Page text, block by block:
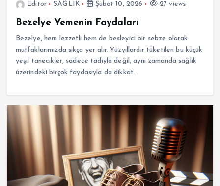
Editor SAĞLIK Şubat 10, 2026 27 views
Bezelye Yemenin Faydaları
Bezelye, hem lezzetli hem de besleyici bir sebze olarak
mutfaklarımızda sıkça yer alır. Yüzyıllardır tüketilen bu küçük
yeşil tanecikler, sadece tadıyla değil, aynı zamanda sağlık
üzerindeki birçok faydasıyla da dikkat…